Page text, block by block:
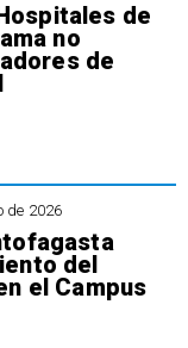
de
no
de
de 2026
del
el Campus